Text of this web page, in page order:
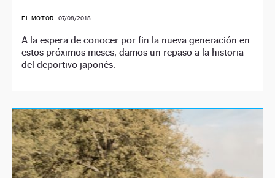
EL MOTOR | 07/08/2018
A la espera de conocer por fin la nueva generación en
estos próximos meses, damos un repaso a la historia
del deportivo japonés.